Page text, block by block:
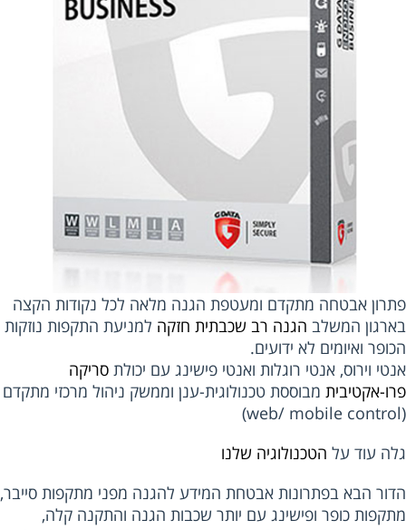
אבטחה מתקדם ומעטפת הגנה מלאה לכל נקודות הקצה
המשלבהגנה רב שכבתית חזקהלמניעת התקפות נוזקות
ואיומים לא ידועים.
וירוס, אנטי רוגלות ואנטי פישינג עם יכולתסריקה
אקטיביתמבוססת טכנולוגית-ענן וממשק ניהול מרכזי מתקדם
עוד עלהטכנולוגיה שלנו
הבא בפתרונות אבטחת המידע להגנה מפני מתקפות סייבר,
כופר ופישינג עם יותר שכבות הגנה והתקנה קלה,